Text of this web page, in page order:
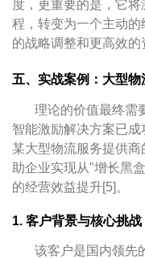
度，更重要的是，它
程，转变为一个主动
的战略调整和更高效的
五、实战案例：大型
理论的价值最终需
智能激励解决方案已成
某大型物流服务提供
助企业实现从"增长黑
的经营效益提升[5]。
1. 客户背景与核心挑战
该客户是国内领先